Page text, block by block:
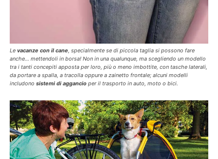
Le vacanze con il cane, specialmente se di piccola taglia si possono fare
anche… mettendoli in borsa! Non in una qualunque, ma scegliendo un modello
tra i tanti concepiti apposta per loro, più o meno imbottite, con tasche laterali,
da portare a spalla, a tracolla oppure a zainetto frontale; alcuni modelli
includono sistemi di aggancio per il trasporto in auto, moto o bici.